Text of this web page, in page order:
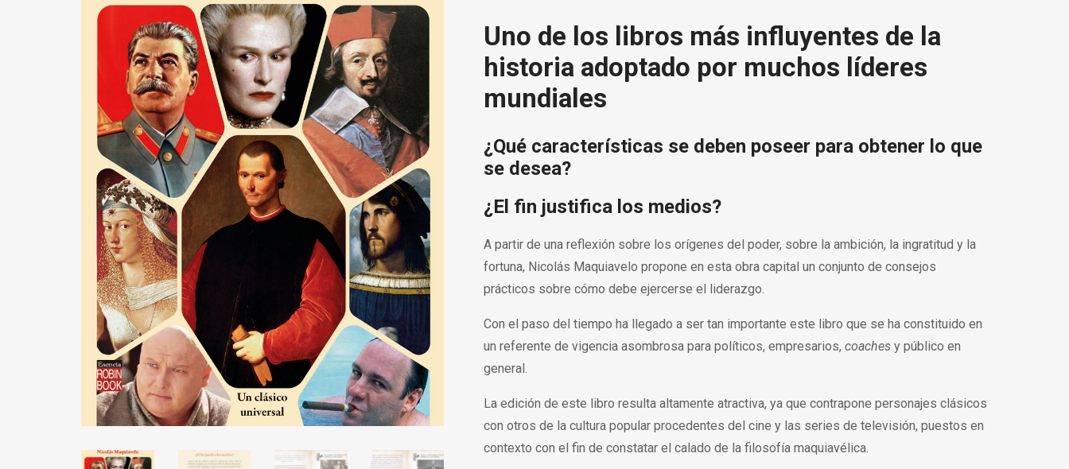
Uno de los libros más influyentes de la
historia adoptado por muchos líderes
mundiales
¿Qué características se deben poseer para obtener lo que
se desea?
¿El fin justifica los medios?
A partir de una reflexión sobre los orígenes del poder, sobre la ambición, la ingratitud y la
fortuna, Nicolás Maquiavelo propone en esta obra capital un conjunto de consejos
prácticos sobre cómo debe ejercerse el liderazgo.
Con el paso del tiempo ha llegado a ser tan importante este libro que se ha constituido en
un referente de vigencia asombrosa para políticos, empresarios, coaches y público en
general.
La edición de este libro resulta altamente atractiva, ya que contrapone personajes clásicos
con otros de la cultura popular procedentes del cine y las series de televisión, puestos en
contexto con el fin de constatar el calado de la filosofía maquiavélica.